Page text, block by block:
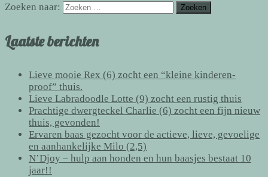
Zoeken naar:
Laatste berichten
Lieve mooie Rex (6) zocht een “kleine kinderen-
proof” thuis.
Lieve Labradoodle Lotte (9) zocht een rustig thuis
Prachtige dwergteckel Charlie (6) zocht een fijn nieuw
thuis, gevonden!
Ervaren baas gezocht voor de actieve, lieve, gevoelige
en aanhankelijke Milo (2,5)
N’Djoy – hulp aan honden en hun baasjes bestaat 10
jaar!!